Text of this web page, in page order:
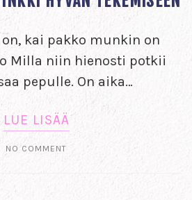
on, kai pakko munkin on
Milla niin hienosti potkii
pepulle. On aika…
LUE LISÄÄ
NO COMMENT